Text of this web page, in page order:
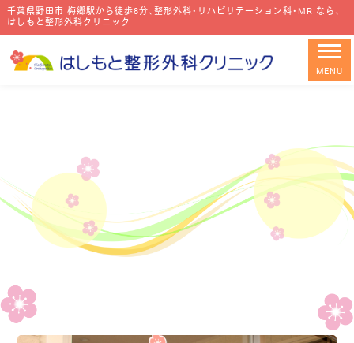
千葉県野田市 梅郷駅から徒歩8分、整形外科・リハビリテーション科・MRIなら、
はしもと整形外科クリニック
千葉県野田市 梅郷駅から徒歩8分、整形外科・リハビリテーション科・MRIなら、
はしもと整形外科クリニック
MENU